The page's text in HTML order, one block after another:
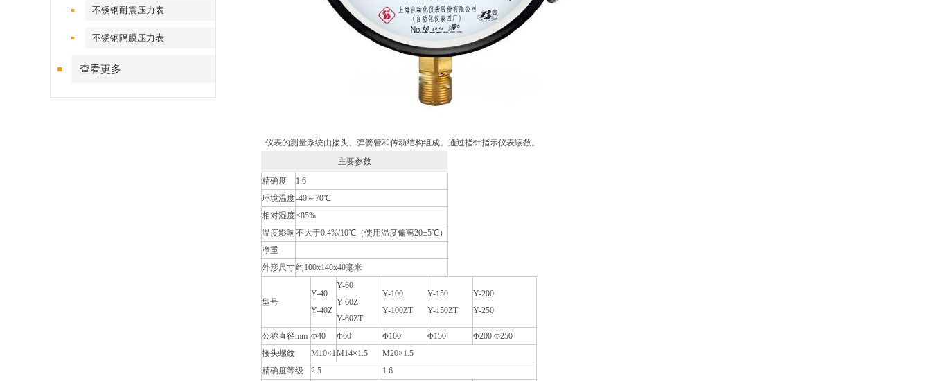
不锈钢耐震压力表
不锈钢隔膜压力表
查看更多
仪表的测量系统由接头、弹簧管和传动结构组成。通过指针指示仪表读数。
主要参数
精确度
1.6
环境温度-40～70℃
相对湿度≤85%
温度影响不大于0.4%/10℃（使用温度偏离20±5℃）
净重
外形尺寸约100x140x40毫米
型号
Y-40
Y-40Z
Y-60
Y-60Z
Y-60ZT
Y-100
Y-100ZT
Y-150
Y-150ZT
Y-200
Y-250
公称直径mm Φ40 Φ60 Φ100 Φ150
Φ200 Φ250
接头螺纹
M10×1M14×1.5
M20×1.5
精确度等级
2.5 1.6